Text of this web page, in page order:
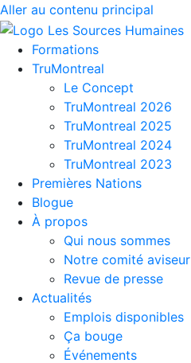
Aller au contenu principal
Formations
TruMontreal
Le Concept
TruMontreal 2026
TruMontreal 2025
TruMontreal 2024
TruMontreal 2023
Premières Nations
Blogue
À propos
Qui nous sommes
Notre comité aviseur
Revue de presse
Actualités
Emplois disponibles
Ça bouge
Événements